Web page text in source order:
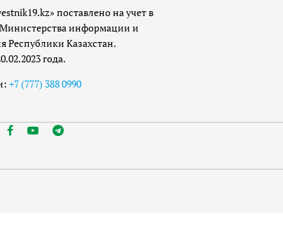
поставлено на учет в
информации и
Республики Казахстан.
года.
+7 (777) 388 0990